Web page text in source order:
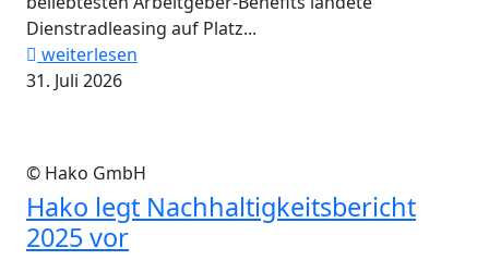
Dienstradleasing auf Platz...
weiterlesen
31. Juli 2026
© Hako GmbH
Hako legt Nachhaltigkeitsbericht
2025 vor